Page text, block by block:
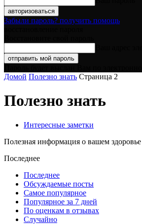
Забыли пароль? получить помощь
Домой Полезно знать Страница 2
Полезно знать
Интересные заметки
Полезная информация о вашем здоровье
Последнее
Последнее
Обсуждаемые посты
Самое популярное
Популярное за 7 дней
По оценкам в отзывах
Случайно